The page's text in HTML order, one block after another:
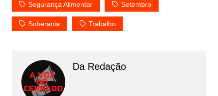
Segurança Alimentar Setembro
Soberania Trabalho
Da Redação